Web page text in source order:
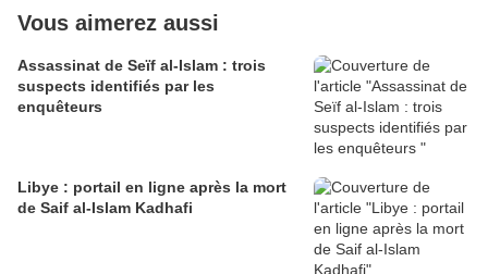
Vous aimerez aussi
Assassinat de Seïf al-Islam : trois
suspects identifiés par les
enquêteurs
Libye : portail en ligne après la mort
de Saif al-Islam Kadhafi